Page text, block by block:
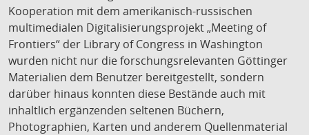
Kooperation mit dem amerikanisch-russischen
multimedialen Digitalisierungsprojekt „Meeting of
Frontiers“ der Library of Congress in Washington
wurden nicht nur die forschungsrelevanten Göttinger
Materialien dem Benutzer bereitgestellt, sondern
darüber hinaus konnten diese Bestände auch mit
inhaltlich ergänzenden seltenen Büchern,
Photographien, Karten und anderem Quellenmaterial